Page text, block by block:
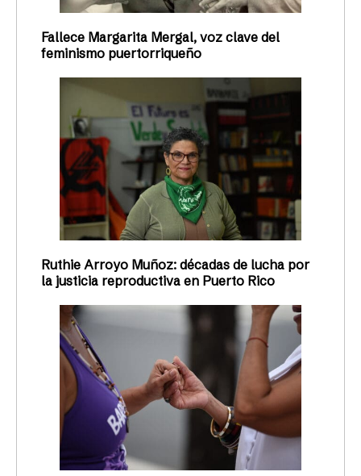
Fallece Margarita Mergal, voz clave del
feminismo puertorriqueño
Ruthie Arroyo Muñoz: décadas de lucha por
la justicia reproductiva en Puerto Rico